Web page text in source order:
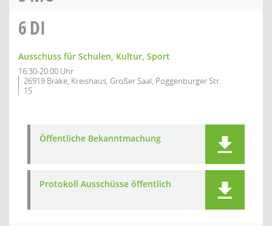
6DI
Ausschuss für Schulen, Kultur, Sport
16:30-20:00 Uhr
26919 Brake, Kreishaus, Großer Saal, Poggenburger Str.
15
Öffentliche Bekanntmachung
Protokoll Ausschüsse öffentlich